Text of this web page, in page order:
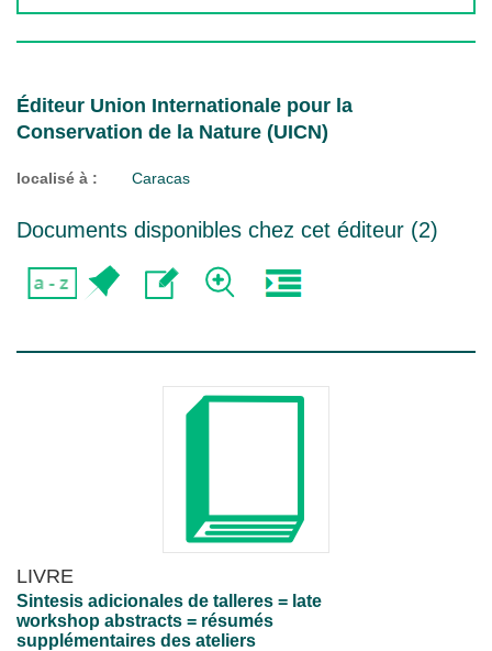
Éditeur Union Internationale pour la
Conservation de la Nature (UICN)
localisé à : Caracas
Documents disponibles chez cet éditeur (2)
LIVRE
Sintesis adicionales de talleres = late
workshop abstracts = résumés
supplémentaires des ateliers